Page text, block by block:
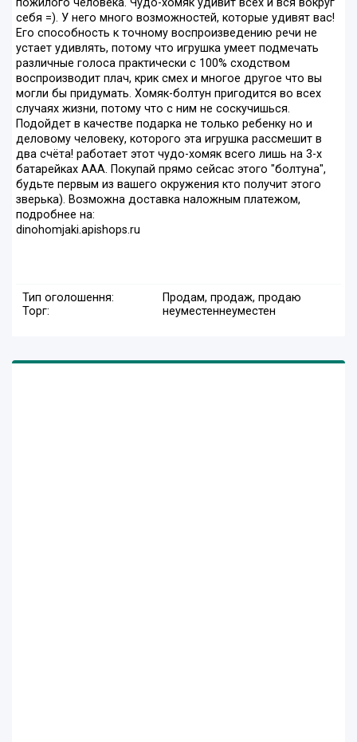
пожилого человека. Чудо-хомяк удивит всех и вся вокруг
себя =). У него много возможностей, которые удивят вас!
Его способность к точному воспроизведению речи не
устает удивлять, потому что игрушка умеет подмечать
различные голоса практически с 100% сходством
воспроизводит плач, крик смех и многое другое что вы
могли бы придумать. Хомяк-болтун пригодится во всех
случаях жизни, потому что с ним не соскучишься.
Подойдет в качестве подарка не только ребенку но и
деловому человеку, которого эта игрушка рассмешит в
два счёта! работает этот чудо-хомяк всего лишь на 3-х
батарейках ААА. Покупай прямо сейсас этого "болтуна",
будьте первым из вашего окружения кто получит этого
зверька). Возможна доставка наложным платежом,
подробнее на:
dinohomjaki.apishops.ru
Тип оголошення:
Продам, продаж, продаю
Торг:
неуместеннеуместен